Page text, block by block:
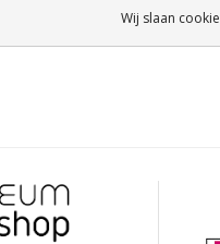
Wij slaan